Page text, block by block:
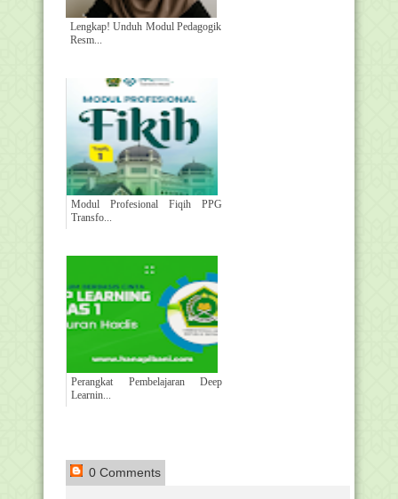
Lengkap! Unduh Modul Pedagogik
Resm...
Modul Profesional Fiqih PPG
Transfo...
Perangkat Pembelajaran Deep
Learnin...
0 Comments